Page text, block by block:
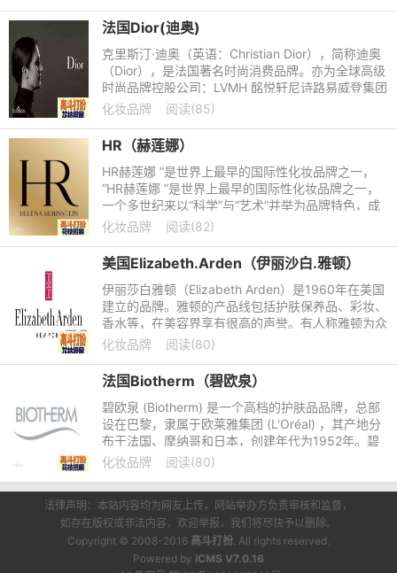
法国Dior(迪奥)
克里斯汀·迪奥（英语：Christian Dior），简称迪奥
（Dior），是法国著名时尚消费品牌。亦为全球高级
时尚品牌控股公司：LVMH 酩悦轩尼诗路易威登集团
的母公司（Mo05t Hennessy - Louis Vuitton, LVM
化妆品牌 阅读(85)
HR（赫莲娜）
HR赫莲娜 ”是世界上最早的国际性化妆品牌之一，
“HR赫莲娜 ”是世界上最早的国际性化妆品牌之一，
一个多世纪来以“科学”与“艺术”并举为品牌特色，成
为现代美容产业的发展榜样。品牌创始人赫莲娜 ·鲁
化妆品牌 阅读(82)
美国Elizabeth.Arden（伊丽沙白.雅顿）
伊丽莎白雅顿（Elizabeth Arden）是1960年在美国
建立的品牌。雅顿的产品线包括护肤保养品、彩妆、
香水等，在美容界享有很高的声誉。有人称雅顿为众
香之巢，并为其打出标语“美是自然和科学的结晶”。
化妆品牌 阅读(80)
法国Biotherm（碧欧泉）
碧欧泉 (Biotherm) 是一个高档的护肤品品牌，总部
设在巴黎，隶属于欧莱雅集团 (L'Oréal) ，其产地分
布于法国、摩纳哥和日本，创建年代为1952年。碧
欧泉 (Biotherm) 的产品均含有独特的矿泉活细胞因
化妆品牌 阅读(80)
法律声明：本站内容均为网友上传，网站举办方负责审核和监督，
如存在版权或非法内容，欢迎举报，我们将尽快予以删除。
Copyright © 2008-2016 高斗打扮. All rights reserved.
Powered by iCMS V7.0.16